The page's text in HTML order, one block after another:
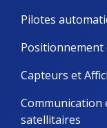
Pilotes
Capteurs et
Communication
satellitaires